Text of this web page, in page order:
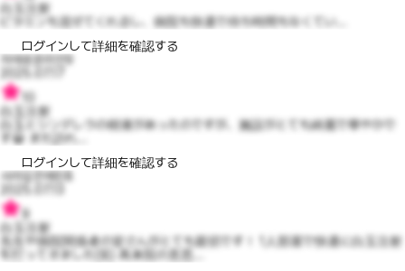
白玉注射
ビタミンも混ぜてくれるし、病院も快適で待ち時間もなくてい...
ログインして詳細を確認する
자애로운리안9
2025.07.17
白玉注射
白玉とシンデレラの樹液があったのですが、施設がとても綺麗で華やかで
す😀 また訪れ...
ログインして詳細を確認する
사려깊은에린8
2025.07.13
9
白玉注射
先生や病院関係者の皆さんがとても親切です！ 1人部屋で快適に白玉注射
を打ってきました(笑) 再来院の意思...